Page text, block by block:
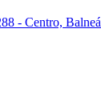
- Centro,